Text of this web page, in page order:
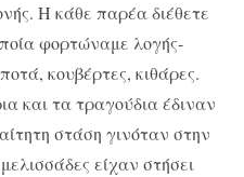
Η κάθε παρέα διέθετε
φορτώναμε λογής-
κουβέρτες, κιθάρες.
και τα τραγούδια έδιναν
στάση γινόταν στην
είχαν στήσει